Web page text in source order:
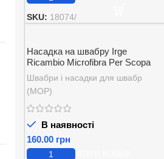
SKU: 18074/
Насадка на швабру Irge
Ricambio Microfibra Per Scopa
Flessibile Magica 43 см. 1 шт.
Швабри і насадки для швабр
(МОР)
В наявності
грн